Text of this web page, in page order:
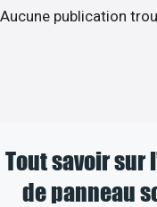
Aucune publication
Tout savoir sur
de panneau